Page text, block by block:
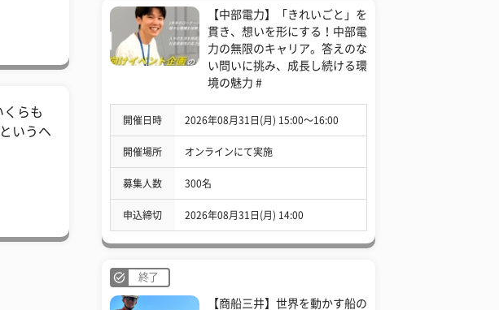
らも
いうヘ
【中部電力】「きれいごと」を
貫き、想いを形にする！中部電
力の無限のキャリア。答えのな
い問いに挑み、成長し続ける環
境の魅力 #
開催日時 2026年08月31日(月) 15:00〜16:00
開催場所 オンラインにて実施
募集人数 300名
申込締切 2026年08月31日(月) 14:00
終了
【商船三井】世界を動かす船の